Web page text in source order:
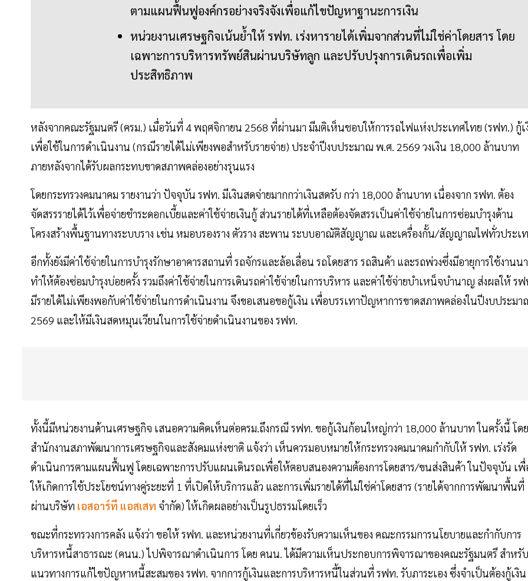
ตามแผนฟื้นฟูองค์กรอย่างจริงจังเพื่อแก้ไขปัญหาฐานะการเงิน
หน่วยงานเศรษฐกิจเน้นย้ำให้ รฟท. เร่งหารายได้เพิ่มจากส่วนที่ไม่ใช่ค่าโดยสาร โดย
เฉพาะการบริหารทรัพย์สินผ่านบริษัทลูก และปรับปรุงการเดินรถเพื่อเพิ่ม
ประสิทธิภาพ
หลังจากคณะรัฐมนตรี (ครม.) เมื่อวันที่ 4 พฤศจิกายน 2568 ที่ผ่านมา มีมติเห็นชอบให้การรถไฟแห่งประเทศไทย (รฟท.) กู้เ
เพื่อใช้ในการดำเนินงาน (กรณีรายได้ไม่เพียงพอสำหรับรายจ่าย) ประจำปีงบประมาณ พ.ศ. 2569 วงเงิน 18,000 ล้านบาท
ภายหลังจากได้รับผลกระทบขาดสภาพคล่องอย่างรุนแรง
โดยกระทรวงคมนาคม รายงานว่า ปัจจุบัน รฟท. มีเงินสดจ่ายมากกว่าเงินสดรับ กว่า 18,000 ล้านบาท เนื่องจาก รฟท. ต้อง
จัดสรรรายได้ไว้เพื่อจ่ายชำระดอกเบี้ยและค่าใช้จ่ายเงินกู้ ส่วนรายได้ที่เหลือต้องจัดสรรเป็นค่าใช้จ่ายในการซ่อมบำรุงด้าน
โครงสร้างพื้นฐานทางระบบราง เช่น หมอบรองราง ตัวราง สะพาน ระบบอาณัติสัญญาณ และเครื่องกั้น/สัญญาณไฟทั่วประเ
อีกทั้งยังมีค่าใช้จ่ายในการบำรุงรักษาอาคารสถานที่ รถจักรและล้อเลื่อน รถโดยสาร รถสินค้า และรถพ่วงซึ่งมีอายุการใช้งานน
ทำให้ต้องซ่อมบำรุงบ่อยครั้ง รวมถึงค่าใช้จ่ายในการเดินรถค่าใช้จ่ายในการบริหาร และค่าใช้จ่ายบำเหน็จบำนาญ ส่งผลให้ ร
มีรายได้ไม่เพียงพอกับค่าใช้จ่ายในการดำเนินงาน จึงขอเสนอขอกู้เงิน เพื่อบรรเทาปัญหาการขาดสภาพคล่องในปีงบประม
2569 และให้มีเงินสดหมุนเวียนในการใช้จ่ายดำเนินงานของ รฟท.
ทั้งนี้มีหน่วยงานด้านเศรษฐกิจ เสนอความคิดเห็นต่อครม.ถึงกรณี รฟท. ขอกู้เงินก้อนใหญ่กว่า 18,000 ล้านบาท ในครั้งนี้ โดย
สำนักงานสภาพัฒนาการเศรษฐกิจและสังคมแห่งชาติ แจ้งว่า เห็นควรมอบหมายให้กระทรวงคมนาคมกำกับให้ รฟท. เร่งรัด
ดำเนินการตามแผนฟื้นฟู โดยเฉพาะการปรับแผนเดินรถเพื่อให้ตอบสนองความต้องการโดยสาร/ขนส่งสินค้า ในปัจจุบัน เ
ให้เกิดการใช้ประโยชน์ทางคู่ระยะที่ 1 ที่เปิดให้บริการแล้ว และการเพิ่มรายได้ที่ไม่ใช่ค่าโดยสาร (รายได้จากการพัฒนาพื้นที่
ผ่านบริษัท เอสอาร์ที แอสเสท จำกัด) ให้เกิดผลอย่างเป็นรูปธรรมโดยเร็ว
ขณะที่กระทรวงการคลัง แจ้งว่า ขอให้ รฟท. และหน่วยงานที่เกี่ยวข้องรับความเห็นของ คณะกรรมการนโยบายและกำกับการ
บริหารหนี้สาธารณะ (คนน.) ไปพิจารณาดำเนินการ โดย คนน. ได้มีความเห็นประกอบการพิจารณาของคณะรัฐมนตรี สำหรับ
แนวทางการแก้ไขปัญหาหนี้สะสมของ รฟท. จากการกู้เงินและการบริหารหนี้ในส่วนที่ รฟท. รับภาระเอง ซึ่งจำเป็นต้องกู้เงิน